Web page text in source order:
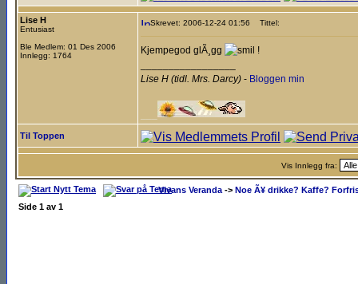
Lise H
Entusiast
Ble Medlem: 01 Des 2006
Innlegg: 1764
Skrevet: 2006-12-24 01:56 Tittel:
Kjempegod glÃ¸gg
!
Lise H (tidl. Mrs. Darcy) - Bloggen min
Til Toppen
Vis Innlegg fra:
Vivans Veranda -> Noe Ã¥ drikke? Kaffe?
Side 1 av 1